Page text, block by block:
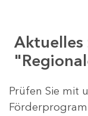
Aktuelles
Prüfen Sie mit